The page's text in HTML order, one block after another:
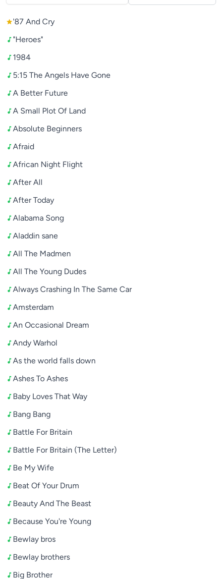
'87 And Cry
"Heroes"
1984
5:15 The Angels Have Gone
A Better Future
A Small Plot Of Land
Absolute Beginners
Afraid
African Night Flight
After All
After Today
Alabama Song
Aladdin sane
All The Madmen
All The Young Dudes
Always Crashing In The Same Car
Amsterdam
An Occasional Dream
Andy Warhol
As the world falls down
Ashes To Ashes
Baby Loves That Way
Bang Bang
Battle For Britain
Battle For Britain (The Letter)
Be My Wife
Beat Of Your Drum
Beauty And The Beast
Because You're Young
Bewlay bros
Bewlay brothers
Big Brother